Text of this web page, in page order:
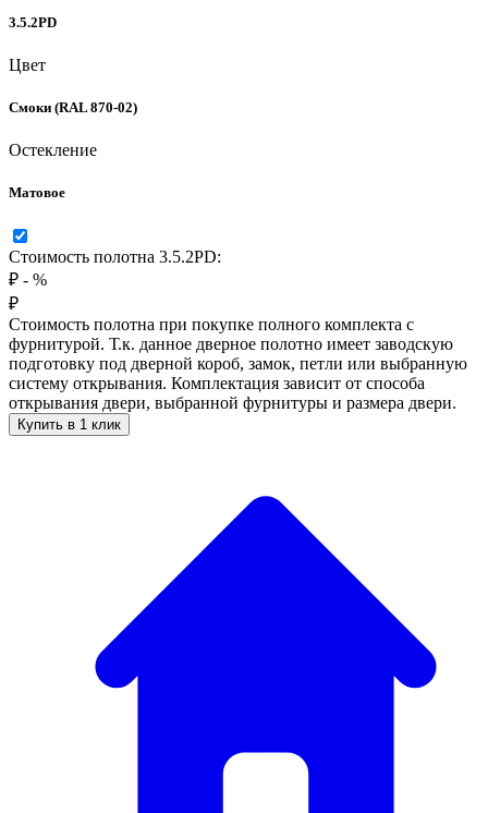
3.5.2PD
Цвет
Смоки (RAL 870-02)
Остекление
Матовое
Стоимость полотна 3.5.2PD:
₽ - %
₽
Стоимость полотна при покупке полного комплекта с
фурнитурой. Т.к. данное дверное полотно имеет заводскую
подготовку под дверной короб, замок, петли или выбранную
систему открывания. Комплектация зависит от способа
открывания двери, выбранной фурнитуры и размера двери.
Купить в 1 клик